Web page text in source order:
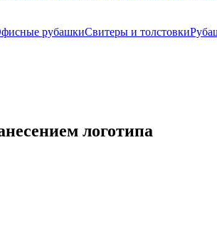
рубашкиСвитеры и толстовки
логотипа